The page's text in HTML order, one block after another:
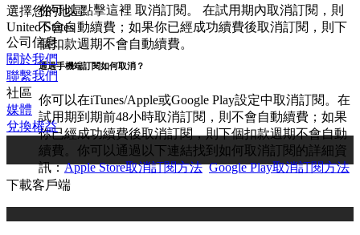
你可以 點擊這裡 取消訂閱。 在試用期內取消訂閱，則
不會自動續費；如果你已經成功續費後取消訂閱，則下
個扣款週期不會自動續費。
通過手機端訂閱如何取消？
你可以在iTunes/Apple或Google Play設定中取消訂閱。在
試用期到期前48小時取消訂閱，則不會自動續費；如果
你已經成功續費後取消訂閱，則下個扣款週期不會自動
續費。你可以通過以下連結找到如何取消訂閱的詳細資
訊：Apple Store取消訂閱方法 Google Play取消訂閱方法
選擇您的地區
United States
公司信息
關於我們
聯繫我們
社區
媒體
兌換權益
下載客戶端